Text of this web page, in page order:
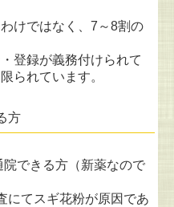
けではなく、7～8割の
登録が義務付けられて
られています。
方
できる方（新薬なので
にてスギ花粉が原因であ